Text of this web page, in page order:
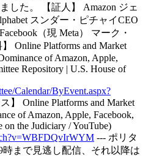
した。 【証人】 Amazon ジェ
スンダー・ピチャイCEO
（現 Meta） マーク・
Online Platforms and Market
of Amazon, Apple,
Repository | U.S. House of
Calendar/ByEvent.aspx?
】 Online Platforms and Market
of Amazon, Apple, Facebook,
on the Judiciary / YouTube)
--- ポリタ
まで見逃し配信、それ以降は